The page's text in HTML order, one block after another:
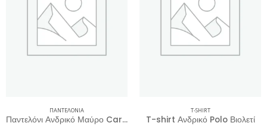
ΠΑΝΤΕΛΌΝΙΑ
Παντελόνι Ανδρικό Μαύρο Cargo
T-SHIRT
T-shirt Ανδρικό Polo Βιολετί